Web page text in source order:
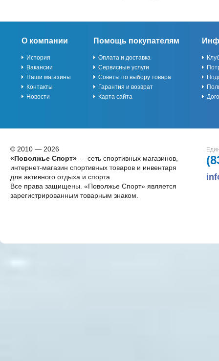
О компании
История
Вакансии
Наши магазины
Контакты
Новости
Помощь покупателям
Оплата и доставка
Сервисные услуги
Советы по выбору товара
Гарантия и возврат
Карта сайта
© 2010 — 2026
«Поволжье Спорт»— сеть спортивных магазинов,
интернет-магазин спортивных товаров и инвентаря
для активного отдыха и спорта
Все права защищены. «Поволжье Спорт» является
зарегистрированным товарным знаком.